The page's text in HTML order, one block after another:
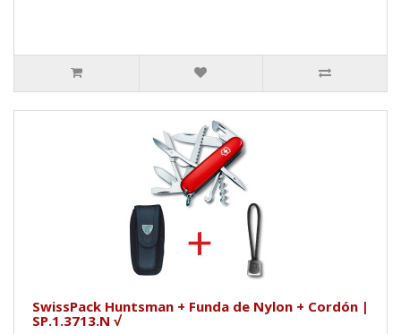
SwissPack Huntsman + Funda de Nylon + Cordón |
SP.1.3713.N √